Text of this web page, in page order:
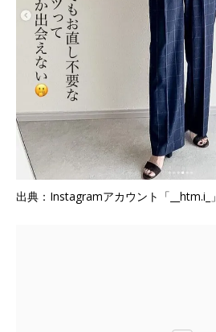
出典：Instagramアカウント「__htm.i_」